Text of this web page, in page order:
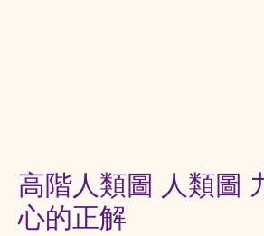
高階人類圖 人類圖
心的正解